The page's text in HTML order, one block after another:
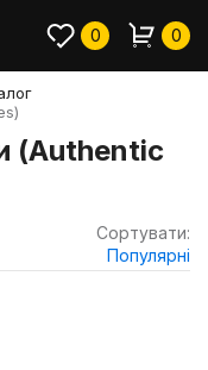
0 0
(Authentic
Сортувати:
Популярні